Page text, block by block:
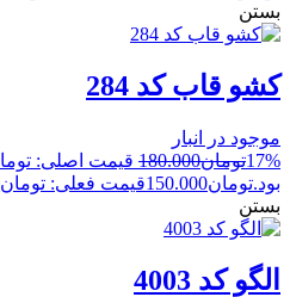
بستن
کشو قاب کد 284
موجود در انبار
17%تومان180.000
بود.تومان150.000قیمت فعلی: تومان150.000.
بستن
الگو کد 4003